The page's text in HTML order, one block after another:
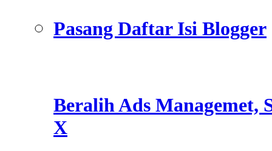
Pasang Daftar Isi Blogger
Beralih Ads Managemet,
X